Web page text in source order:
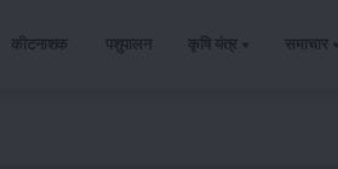
कीटनाशक पशुपालन कृषि यंत्र समाचार